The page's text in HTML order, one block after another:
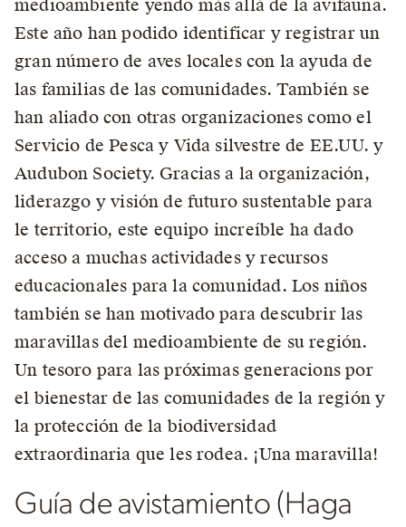
medioambiente yendo más allá de la avifauna.
Este año han podido identificar y registrar un
gran número de aves locales con la ayuda de
las familias de las comunidades. También se
han aliado con otras organizaciones como el
Servicio de Pesca y Vida silvestre de EE.UU. y
Audubon Society. Gracias a la organización,
liderazgo y visión de futuro sustentable para
le territorio, este equipo increíble ha dado
acceso a muchas actividades y recursos
educacionales para la comunidad. Los niños
también se han motivado para descubrir las
maravillas del medioambiente de su región.
Un tesoro para las próximas generacions por
el bienestar de las comunidades de la región y
la protección de la biodiversidad
extraordinaria que les rodea. ¡Una maravilla!
Guía de avistamiento (Haga